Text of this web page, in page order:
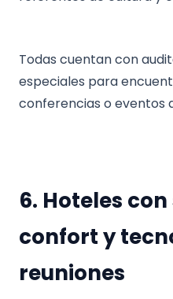
Todas cuentan con
especiales para
conferencias o eventos
6. Hoteles
confort y
reuniones